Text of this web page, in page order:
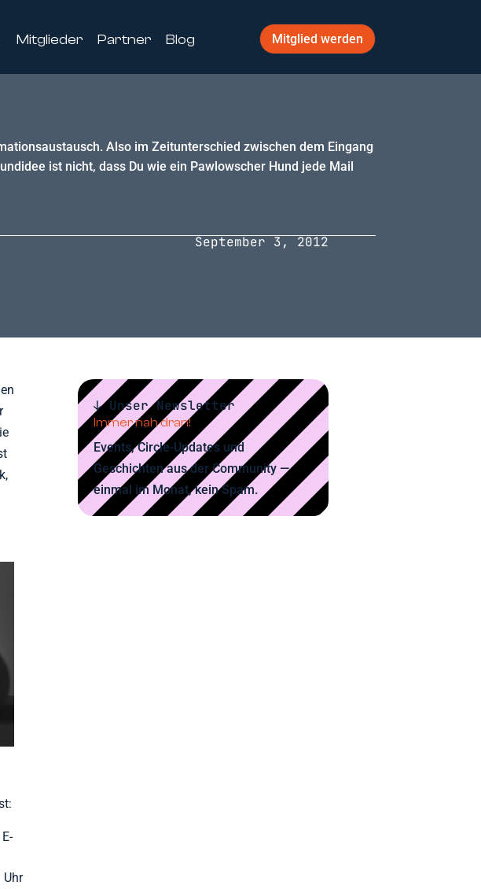
Mitglieder Partner Blog Mitglied werden
Also im Zeitunterschied zwischen dem Eingang
ist nicht, dass Du wie ein Pawlowscher Hund jede Mail
September 3, 2012
Uhr
↓ Unser Newsletter
Immer nah dran!
Events, Circle-Updates und
Geschichten aus der Community —
einmal im Monat, kein Spam.